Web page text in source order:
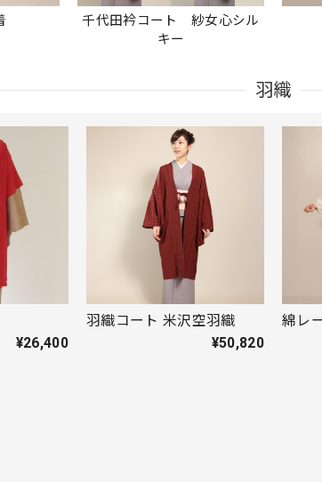
千代田衿コート 紗女心シル
キー
羽織
¥26,400
羽織コート 米沢空羽織
¥50,820
綿レ